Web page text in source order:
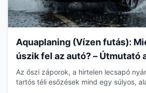
Aquaplaning (Vízen futás):
úszik fel az autó? – Útmutató
vezetéshez
Az őszi záporok, a hirtelen lecsapó
tartós téli esőzések mind egy súlyos,